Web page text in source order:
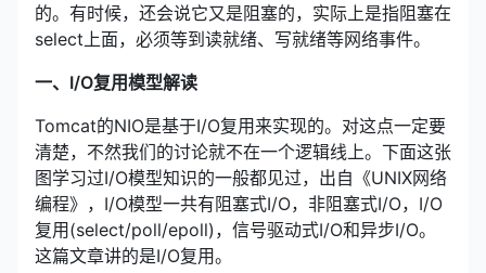
的。有时候，还会说它又是阻塞的，实际上是指阻塞在
select上面，必须等到读就绪、写就绪等网络事件。
一、I/O复用模型解读
Tomcat的NIO是基于I/O复用来实现的。对这点一定要
清楚，不然我们的讨论就不在一个逻辑线上。下面这张
图学习过I/O模型知识的一般都见过，出自《UNIX网络
编程》，I/O模型一共有阻塞式I/O，非阻塞式I/O，I/O
复用(select/poll/epoll)，信号驱动式I/O和异步I/O。
这篇文章讲的是I/O复用。